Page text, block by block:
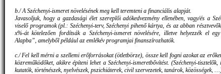
b./ A Széchenyi-ismeret növelésének meg kell teremteni a financiális alapját.
Javasoljuk, hogy a gazdasági élet szereplői adókedvezmény ellenében, vagy/és a
viselő programok (pl.: Széchenyi-terv, Széchenyi pihenő kártya, és az abban
x%-át kötelezően fordítsák a Széchenyi-ismeret növelésére, illetve helyezzék el
Alapba”, amelyből például az emlékév programjai finanszírozhatók.
c./ Fel kell mérni a szellemi erőforrásokat (ötletbörze), össze kell fogni azokat az
közreműködőket, akikre építeni lehet a Széchenyi-ismeretbővítést. (Széchenyi-tisztelők,
kutatók, történészek, nyelvészek, pszichiáterek, civil szervezetek, tanárok, közösségek,